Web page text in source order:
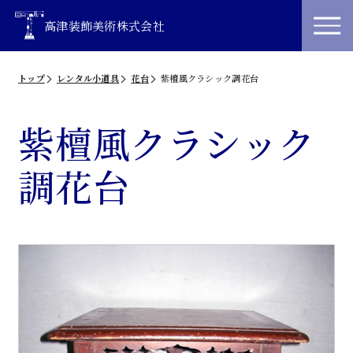
高津装飾美術株式会社
トップ レンタル小道具 花台 紫檀風クラシック調花台
紫檀風クラシック
調花台